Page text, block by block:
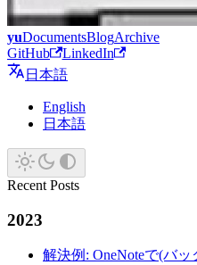
yuDocumentsBlogArchive
GitHub
LinkedIn
日本語
English
日本語
Recent Posts
2023
解決例: OneNoteで(バ